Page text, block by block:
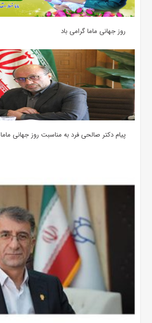
روز جهانی ماما گرامی باد
پیام دکتر صالحی فرد به مناسبت روز جهانی ماما